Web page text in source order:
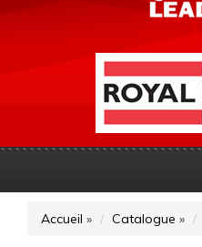
Accueil » Catalogue »